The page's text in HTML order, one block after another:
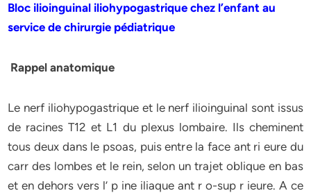
Bloc ilioinguinal iliohypogastrique chez l’enfant au
service de chirurgie pédiatrique
Rappel anatomique
Le nerf iliohypogastrique et le nerf ilioinguinal sont issus
de racines T12 et L1 du plexus lombaire. Ils cheminent
tous deux dans le psoas, puis entre la face ant ri eure du
carr des lombes et le rein, selon un trajet oblique en bas
et en dehors vers l’ p ine iliaque ant r o-sup r ieure. A ce